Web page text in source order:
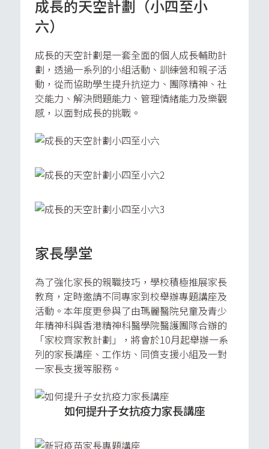
成長的天空計劃（小四至小
六）
成長的天空計劃是一套全面的個人成長輔助計
劃，透過一系列的小組活動、訓練營和親子活
動，從而協助學生提升抗逆力、團隊精神、社
交能力、解決問題能力、管理情緒能力及樂觀
感，以面對成長的挑戰。
家長學堂
為了強化家長的親職技巧，學校積極推展家長
教育，定時邀請不同專家到校舉辦專題講座及
活動。本年度更參與了由瑪麗醫院兒童及青少
年精神科與香港精神科醫學院醫護團隊合辦的
「家校齊家教計劃」，將會於10月起舉辦一系
列的家長講座、工作坊、同儕支援小組及一對
一家長支援等服務。
如何提升子女抗疫力家長講座